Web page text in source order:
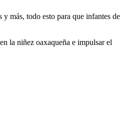
más, todo esto para que infantes de
la niñez oaxaqueña e impulsar el